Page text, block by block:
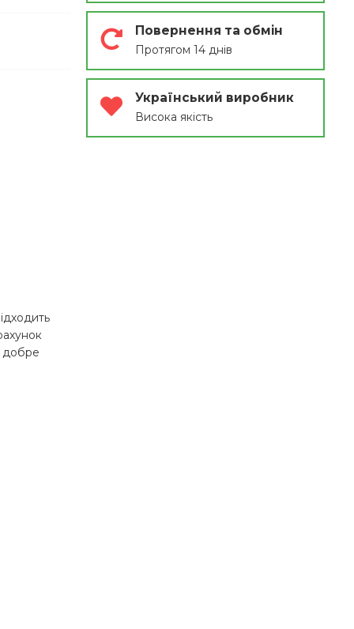
добре
Повернення та обмін
Протягом 14 днів
Український виробник
Висока якість